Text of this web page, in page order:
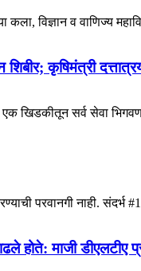
कला, विज्ञान व वाणिज्य
कृषिमंत्री
खिडकीतून सर्व सेवा
परवानगी नाही.
काढले होते: माजी